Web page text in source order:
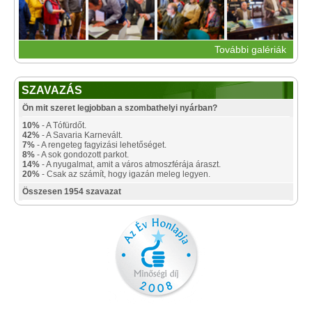
További galériák
SZAVAZÁS
Ön mit szeret legjobban a szombathelyi nyárban?
10% - A Tófürdőt.
42% - A Savaria Karnevált.
7% - A rengeteg fagyizási lehetőséget.
8% - A sok gondozott parkot.
14% - A nyugalmat, amit a város atmoszférája áraszt.
20% - Csak az számít, hogy igazán meleg legyen.
Összesen 1954 szavazat